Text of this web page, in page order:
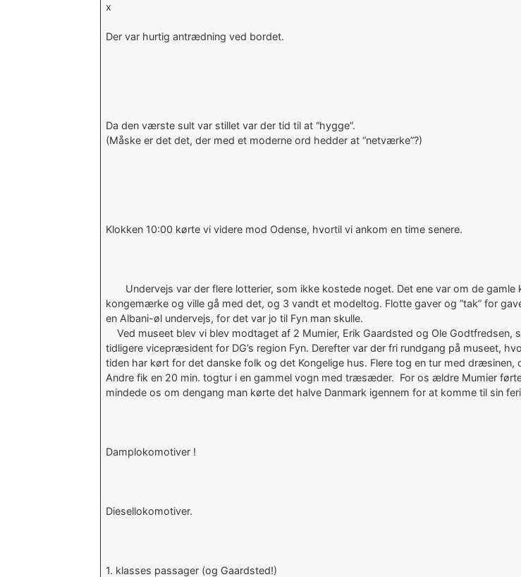
x
Der var hurtig antrædning ved bordet.
Da den værste sult var stillet var der tid til at “hygge”.
(Måske er det det, der med et moderne ord hedder at “netværke”?)
Klokken 10:00 kørte vi videre mod Odense, hvortil vi ankom en time senere.
Undervejs var der flere lotterier, som ikke kostede noget. Det ene var om de
kongemærke og ville gå med det, og 3 vandt et modeltog. Flotte gaver og ”tak” for
en Albani-øl undervejs, for det var jo til Fyn man skulle.
Ved museet blev vi blev modtaget af 2 Mumier, Erik Gaardsted og Ole Godtfredsen,
tidligere vicepræsident for DG’s region Fyn. Derefter var der fri rundgang på museet,
tiden har kørt for det danske folk og det Kongelige hus. Flere tog en tur med
Andre fik en 20 min. togtur i en gammel vogn med træsæder. For os ældre Mumier
mindede os om dengang man kørte det halve Danmark igennem for at komme til sin
Damplokomotiver !
Diesellokomotiver.
1. klasses passager (og Gaardsted!)